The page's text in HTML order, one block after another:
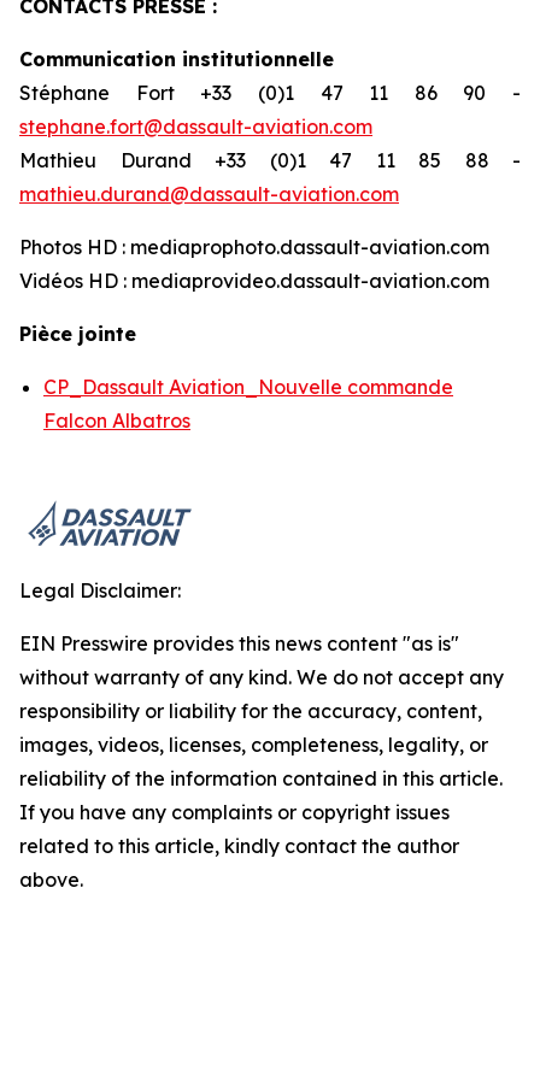
CONTACTS PRESSE :
Communication institutionnelle
Stéphane Fort +33 (0)1 47 11 86 90 -
stephane.fort@dassault-aviation.com
Mathieu Durand +33 (0)1 47 11 85 88 -
mathieu.durand@dassault-aviation.com
Photos HD : mediaprophoto.dassault-aviation.com
Vidéos HD : mediaprovideo.dassault-aviation.com
Pièce jointe
CP_Dassault Aviation_Nouvelle commande
Falcon Albatros
Legal Disclaimer:
EIN Presswire provides this news content "as is"
without warranty of any kind. We do not accept any
responsibility or liability for the accuracy, content,
images, videos, licenses, completeness, legality, or
reliability of the information contained in this article.
If you have any complaints or copyright issues
related to this article, kindly contact the author
above.